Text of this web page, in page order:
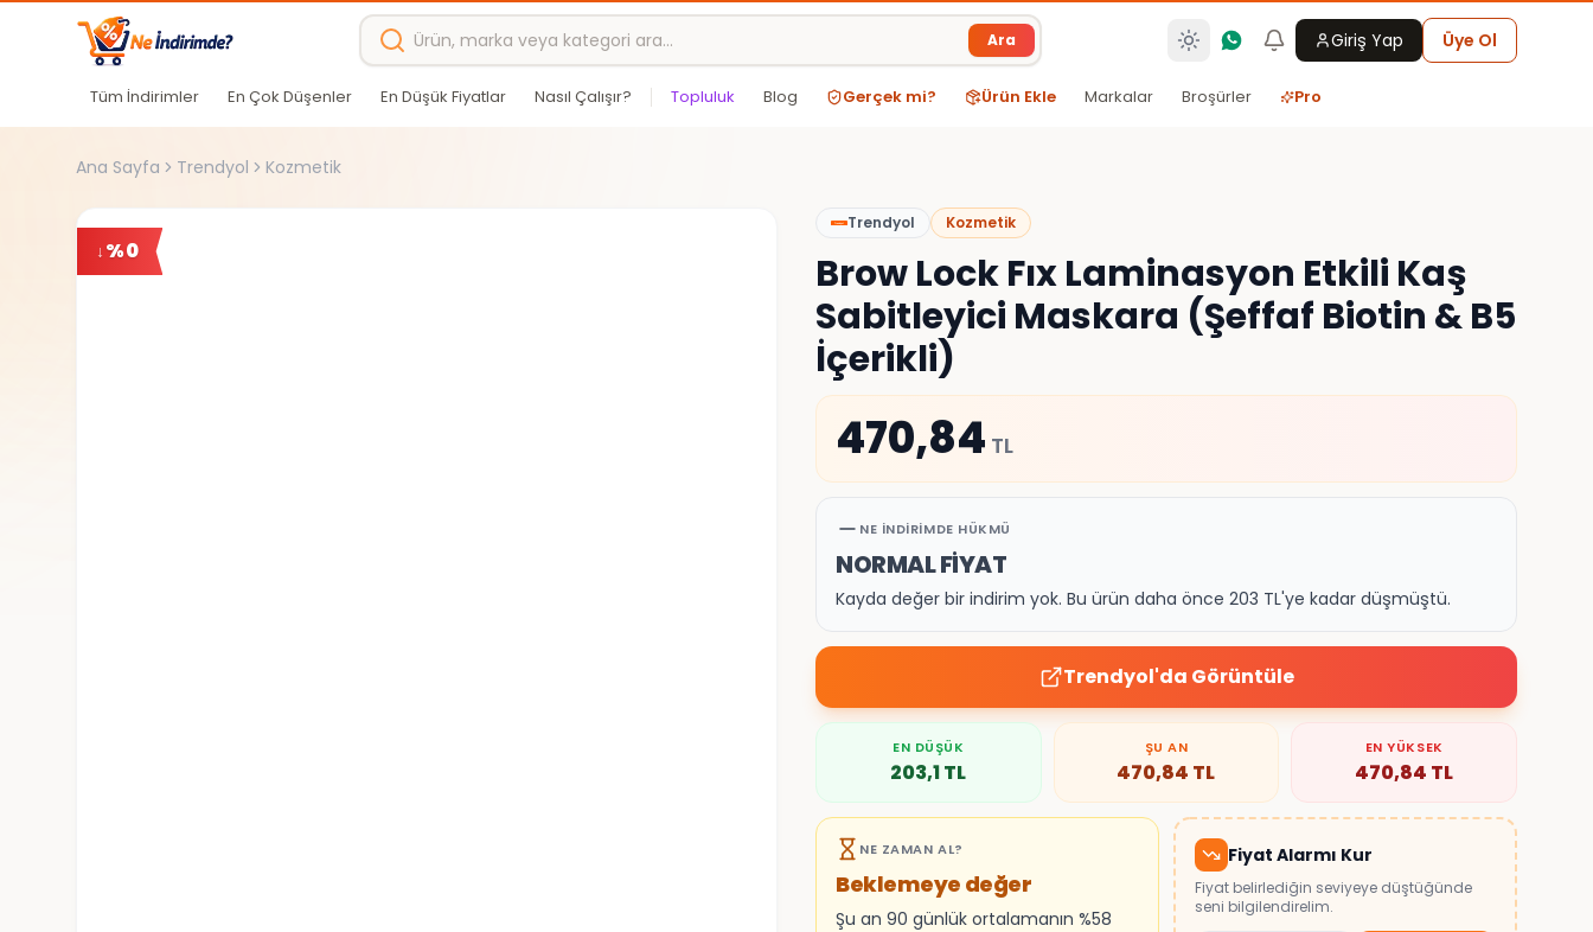
Ana içeriğe atla
Ara Giriş Yap Üye Ol
Tüm İndirimler En Çok Düşenler En Düşük Fiyatlar Nasıl Çalışır? Topluluk Blog Gerçek mi? Ürün Ekle Markalar Broşürler Pro
Ana Sayfa Trendyol Kozmetik
%0
Trendyol Kozmetik
Brow Lock Fıx Laminasyon Etkili Kaş
Sabitleyici Maskara (Şeffaf Biotin & B5
İçerikli)
470,84 TL
NE İNDIRIMDE HÜKMÜ
NORMAL FİYAT
Kayda değer bir indirim yok. Bu ürün daha önce 203 TL'ye kadar düşmüştü.
Trendyol'da Görüntüle
EN DÜŞÜK
203,1TL
ŞU AN
470,84 TL
EN YÜKSEK
470,84 TL
NE ZAMAN AL?
Beklemeye değer
Şu an 90 günlük ortalamanın %58
Fiyat Alarmı Kur
Fiyat belirlediğin seviyeye düştüğünde
seni bilgilendirelim.